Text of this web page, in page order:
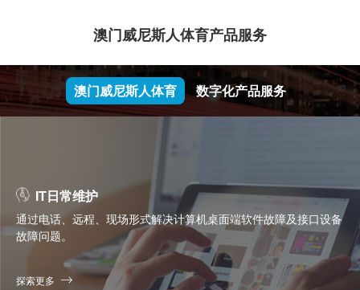
澳门威尼斯人体育产品服务
澳门威尼斯人体育 数字化产品服务
IT日常维护
通过电话、远程、现场形式解决计算机桌面端软件故障及接口设备
故障问题。
探索更多